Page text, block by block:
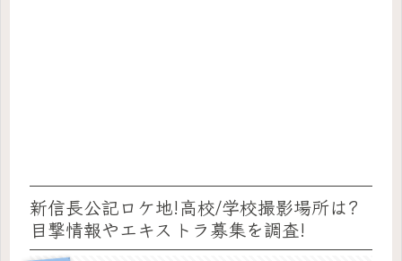
新信長公記ロケ地!高校/学校撮影場所は?
目撃情報やエキストラ募集を調査!